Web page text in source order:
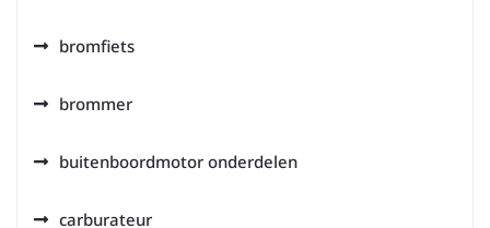
bromfiets
brommer
buitenboordmotor onderdelen
carburateur